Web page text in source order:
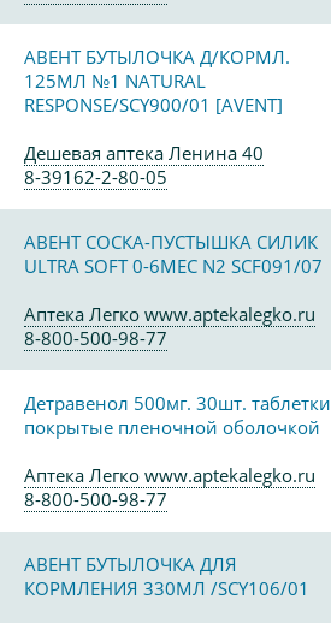
АВЕНТ БУТЫЛОЧКА Д/КОРМЛ.
125МЛ №1 NATURAL
RESPONSE/SCY900/01 [AVENT]
Дешевая аптека Ленина 40
8-39162-2-80-05
АВЕНТ СОСКА-ПУСТЫШКА СИЛИК
ULTRA SOFT 0-6МЕС N2 SCF091/07
Аптека Легко www.aptekalegko.ru
8-800-500-98-77
Детравенол 500мг. 30шт. таблетки
покрытые пленочной оболочкой
Аптека Легко www.aptekalegko.ru
8-800-500-98-77
АВЕНТ БУТЫЛОЧКА ДЛЯ
КОРМЛЕНИЯ 330МЛ /SCY106/01